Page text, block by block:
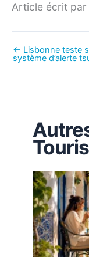
Article écrit par
← Lisbonne teste
système d’alerte